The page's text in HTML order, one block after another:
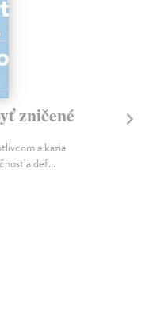
zničené
a kazia
a def...